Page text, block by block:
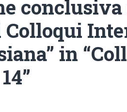
Colloqui
in